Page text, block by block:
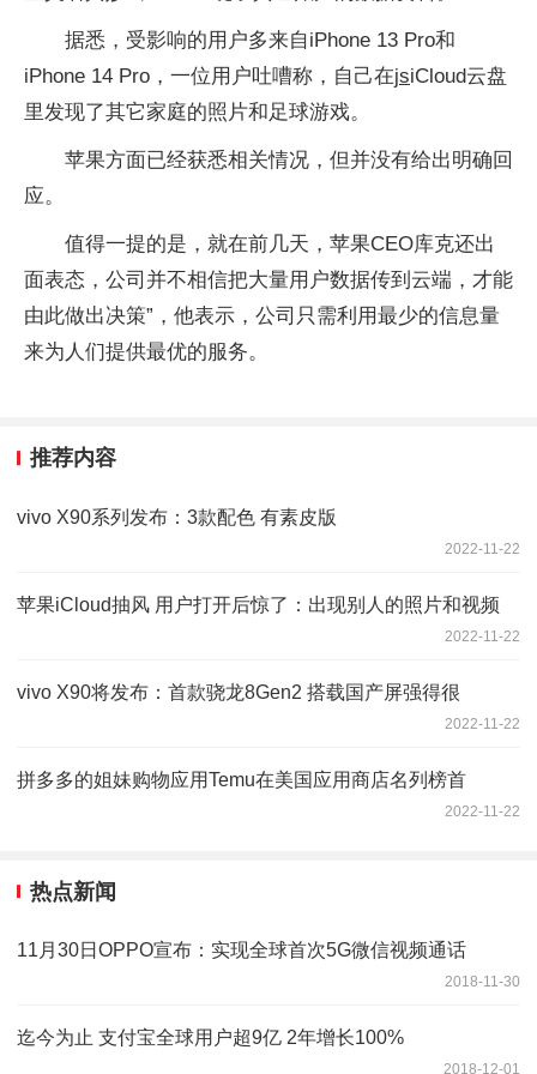
据悉，受影响的用户多来自iPhone 13 Pro和
iPhone 14 Pro，一位用户吐嘈称，自己在jsiCloud云盘
里发现了其它家庭的照片和足球游戏。
苹果方面已经获悉相关情况，但并没有给出明确回
应。
值得一提的是，就在前几天，苹果CEO库克还出
面表态，公司并不相信把大量用户数据传到云端，才能
由此做出决策”，他表示，公司只需利用最少的信息量
来为人们提供最优的服务。
推荐内容
vivo X90系列发布：3款配色 有素皮版
2022-11-22
苹果iCloud抽风 用户打开后惊了：出现别人的照片和视频
2022-11-22
vivo X90将发布：首款骁龙8Gen2 搭载国产屏强得很
2022-11-22
拼多多的姐妹购物应用Temu在美国应用商店名列榜首
2022-11-22
热点新闻
11月30日OPPO宣布：实现全球首次5G微信视频通话
2018-11-30
迄今为止 支付宝全球用户超9亿 2年增长100%
2018-12-01